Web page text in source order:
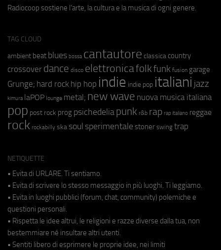
Radiocoop sostiene l'arte, la cultura e la musica di ogni genere.
TAG CLOUD
ambient beat blues bossa cantautore classica country
crossover dance disco elettronicafolkfunk fusion garage
Grunge; hard rock hip hop indie indie pop italiani jazz
kimura laPOP lounge metal; new wave nuova musica italiana
pop post rock prog psichedeliapunk r&b rap rap italiano reggae
rock rockabilly ska soul sperimentale stoner swing trap
NETIQUETTE
• Evita di URLARE. Ti sentiamo.
• Evita di scrivere lo stesso messaggio in più luoghi. Ti leggiamo.
• Evita in luoghi pubblici (forum, chat, community) polemiche e
questioni personali.
• Rispetta le idee altrui, le religioni e razze diverse dalla tua, non
bestemmiare né insultare altri utenti.
• Sentiti libero di esprimere le proprie idee, nei limiti